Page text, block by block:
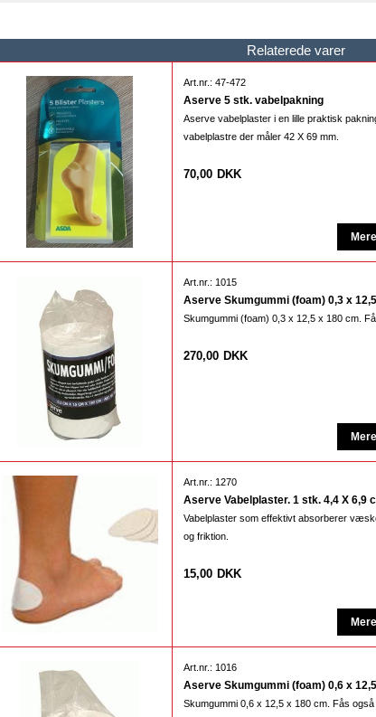
Relaterede varer
Art.nr.: 47-472
Aserve 5 stk. vabelpakning
Aserve vabelplaster i en lille praktisk
vabelplastre der måler 42 X 69 mm.
70,00 DKK
Art.nr.: 1015
Aserve Skumgummi (foam) 0,3 x
Skumgummi (foam) 0,3 x 12,5 x 180 cm.
270,00 DKK
Art.nr.: 1270
Aserve Vabelplaster. 1 stk. 4,4 X 6,9
Vabelplaster som effektivt absorberer
og friktion.
15,00 DKK
Art.nr.: 1016
Aserve Skumgummi (foam) 0,6 x
Skumgummi 0,6 x 12,5 x 180 cm. Fås